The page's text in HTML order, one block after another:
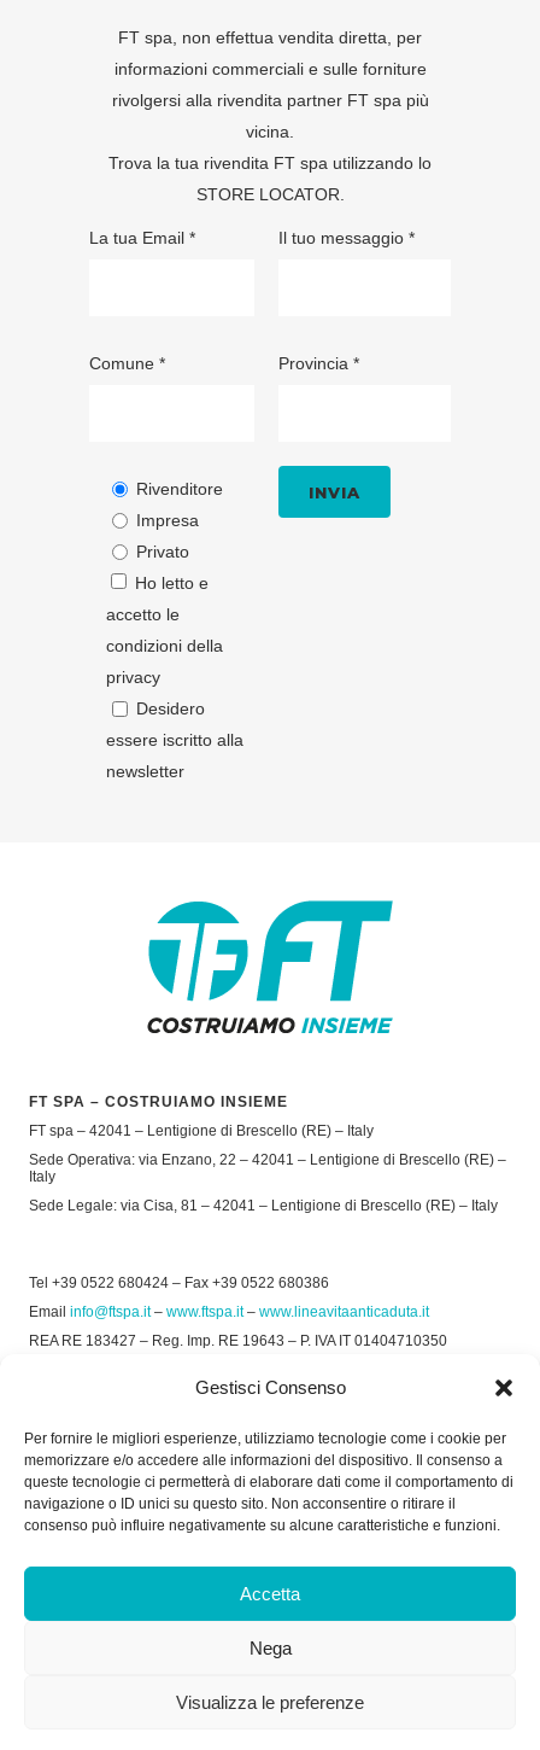
Gestisci Consenso
Per fornire le migliori esperienze, utilizziamo tecnologie come i cookie per
memorizzare e/o accedere alle informazioni del dispositivo. Il consenso a
queste tecnologie ci permetterà di elaborare dati come il comportamento di
navigazione o ID unici su questo sito. Non acconsentire o ritirare il
consenso può influire negativamente su alcune caratteristiche e funzioni.
Accetta
Nega
Visualizza le preferenze
FT spa, non effettua vendita diretta, per
informazioni commerciali e sulle forniture
rivolgersi alla rivendita partner FT spa più
vicina.
Trova la tua rivendita FT spa utilizzando lo
STORE LOCATOR
La tua Email *
Comune *
Rivenditore
Impresa
Privato
Ho letto e
accetto le
condizioni della
privacy
Desidero
essere iscritto alla
newsletter
Il tuo messaggio *
Provincia *
FT SPA – COSTRUIAMO INSIEME
FT spa – 42041 – Lentigione di Brescello (RE) – Italy
Sede Operativa: via Enzano, 22 – 42041 – Lentigione di Brescello (RE) –
Italy
Sede Legale: via Cisa, 81 – 42041 – Lentigione di Brescello (RE) – Italy
Tel +39 0522 680424 – Fax +39 0522 680386
Email info@ftspa.it– www.ftspa.it– www.lineavitaanticaduta.it
REA RE 183427 – Reg. Imp. RE 19643 – P. IVA IT 01404710350
Privacy Policy–Cookie Policy
SOCIAL
Dal Lunedì al Venerdì: 8.00/12.30 - 13.30/17.30
Dal Lunedì al Venerdì: 7.30/11.30 - 13.30/17.00